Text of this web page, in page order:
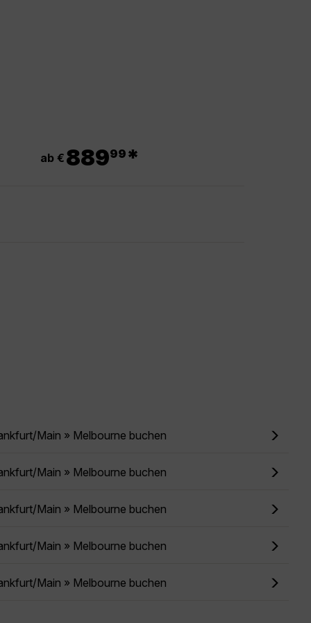
ab € 88999 *
Main » Melbourne buchen
Main » Melbourne buchen
Main » Melbourne buchen
Main » Melbourne buchen
Main » Melbourne buchen